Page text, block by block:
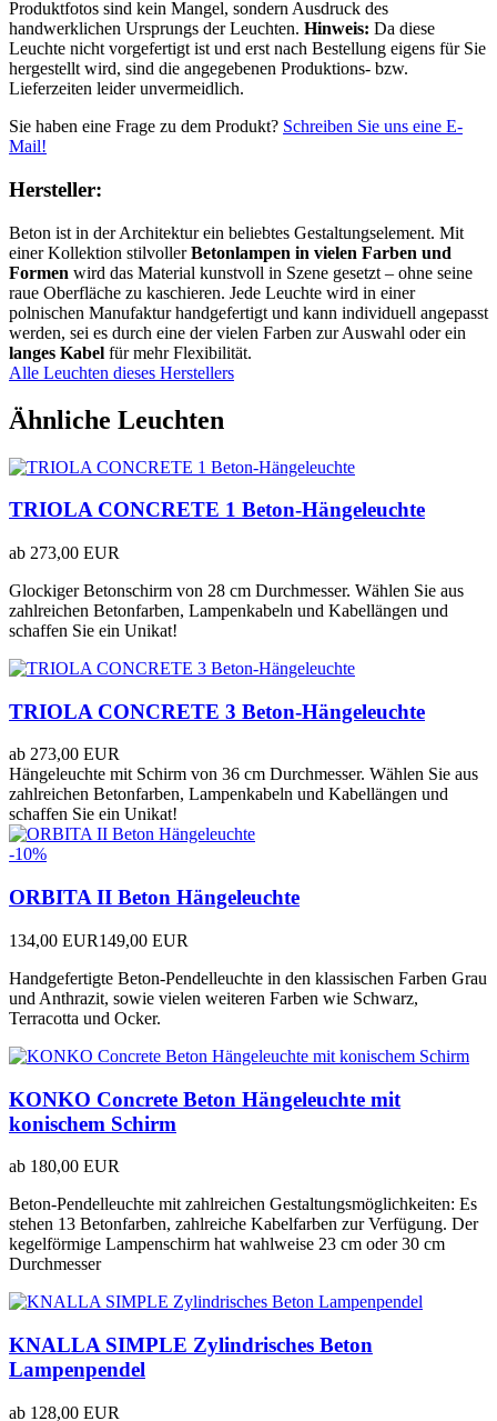
Produktfotos sind kein Mangel, sondern Ausdruck des
handwerklichen Ursprungs der Leuchten. Hinweis: Da diese
Leuchte nicht vorgefertigt ist und erst nach Bestellung eigens für Sie
hergestellt wird, sind die angegebenen Produktions- bzw.
Lieferzeiten leider unvermeidlich.
Sie haben eine Frage zu dem Produkt? Schreiben Sie uns eine E-
Mail!
Hersteller:
Beton ist in der Architektur ein beliebtes Gestaltungselement. Mit
einer Kollektion stilvollerBetonlampen in vielen Farben und
Formen wird das Material kunstvoll in Szene gesetzt – ohne seine
raue Oberfläche zu kaschieren. Jede Leuchte wird in einer
polnischen Manufaktur handgefertigt und kann individuell angepasst
werden, sei es durch eine der vielen Farben zur Auswahl oder ein
langes Kabel für mehr Flexibilität.
Alle Leuchten dieses Herstellers
Ähnliche Leuchten
TRIOLA CONCRETE 1 Beton-Hängeleuchte
ab 273,00 EUR
Glockiger Betonschirm von 28 cm Durchmesser. Wählen Sie aus
zahlreichen Betonfarben, Lampenkabeln und Kabellängen und
schaffen Sie ein Unikat!
TRIOLA CONCRETE 3 Beton-Hängeleuchte
ab 273,00 EUR
Hängeleuchte mit Schirm von 36 cm Durchmesser. Wählen Sie aus
zahlreichen Betonfarben, Lampenkabeln und Kabellängen und
schaffen Sie ein Unikat!
-10%
ORBITA II Beton Hängeleuchte
134,00 EUR149,00 EUR
Handgefertigte Beton-Pendelleuchte in den klassischen Farben Grau
und Anthrazit, sowie vielen weiteren Farben wie Schwarz,
Terracotta und Ocker.
KONKO Concrete Beton Hängeleuchte mit
konischem Schirm
ab 180,00 EUR
Beton-Pendelleuchte mit zahlreichen Gestaltungsmöglichkeiten: Es
stehen 13 Betonfarben, zahlreiche Kabelfarben zur Verfügung. Der
kegelförmige Lampenschirm hat wahlweise 23 cm oder 30 cm
Durchmesser
KNALLA SIMPLE Zylindrisches Beton
Lampenpendel
ab 128,00 EUR